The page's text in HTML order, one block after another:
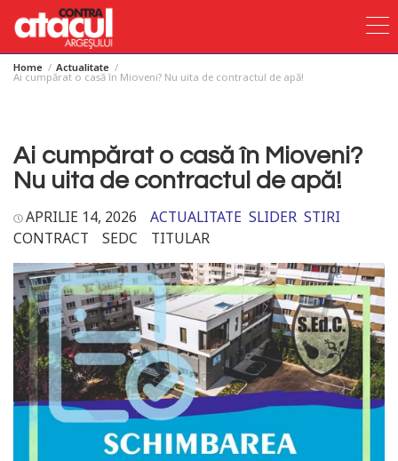
SkipHome Actualitate
Ai cumpărat o casă în Mioveni? Nu uita de contractul de apă!
Ai cumpărat o casă în Mioveni?
Nu uita de contractul de apă!
APRILIE 14, 2026 ACTUALITATE SLIDER STIRI
CONTRACT
SEDC TITULAR